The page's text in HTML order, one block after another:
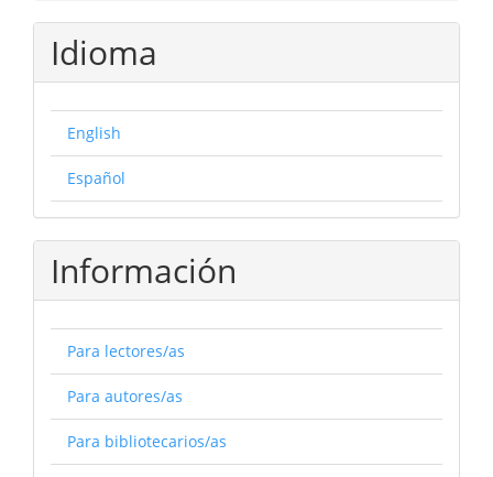
Idioma
English
Español
Información
Para lectores/as
Para autores/as
Para bibliotecarios/as